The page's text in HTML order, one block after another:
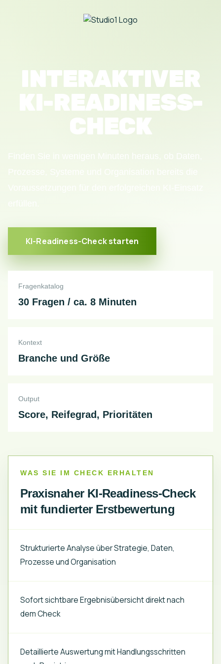
INTERAKTIVER
KI-READINESS-
CHECK
Finden Sie in wenigen Minuten heraus, ob Daten,
KI-Readiness-Check starten
Fragenkatalog
30 Fragen / ca. 8 Minuten
Kontext
Branche und Größe
Output
Score, Reifegrad, Prioritäten
WAS SIE IM CHECK ERHALTEN
Praxisnaher KI-Readiness-Check
mit fundierter Erstbewertung
Strukturierte Analyse über Strategie, Daten,
Prozesse und Organisation
Sofort sichtbare Ergebnisübersicht direkt nach
dem Check
Detaillierte Auswertung mit Handlungsschritten